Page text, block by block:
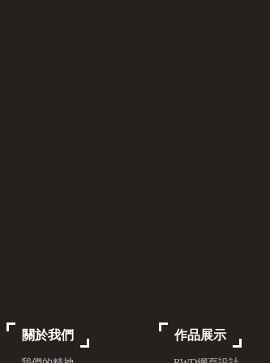
關於我們 作品展示